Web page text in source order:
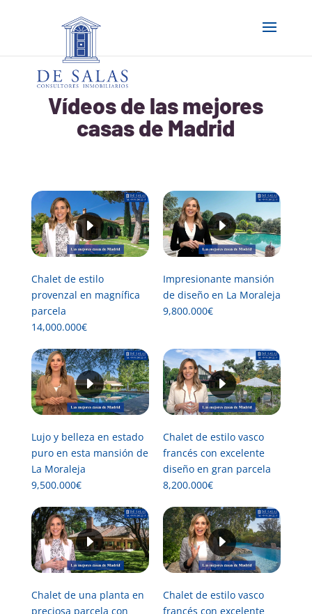
Vídeos de las mejores
casas de Madrid
Chalet de estilo
provenzal en magnífica
parcela
14,000.000€
Impresionante mansión
de diseño en La Moraleja
9,800.000€
Lujo y belleza en estado
puro en esta mansión de
La Moraleja
9,500.000€
Chalet de estilo vasco
francés con excelente
diseño en gran parcela
8,200.000€
Chalet de una planta en
preciosa parcela con
Chalet de estilo vasco
francés con excelente